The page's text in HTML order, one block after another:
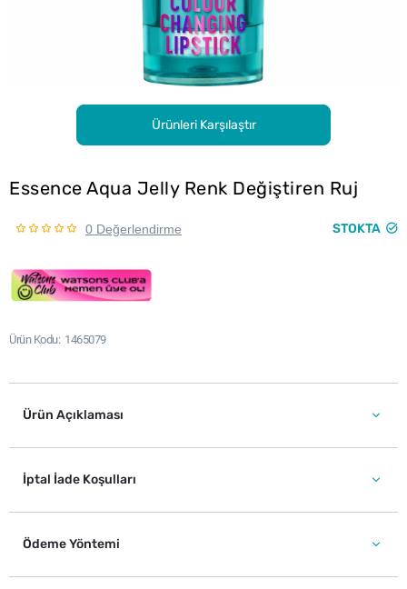
Ürünleri Karşılaştır
Essence Aqua Jelly Renk Değiştiren Ruj
0 Değerlendirme STOKTA
Ürün Kodu 1465079
Ürün Açıklaması
İptal İade Koşulları
Ödeme Yöntemi